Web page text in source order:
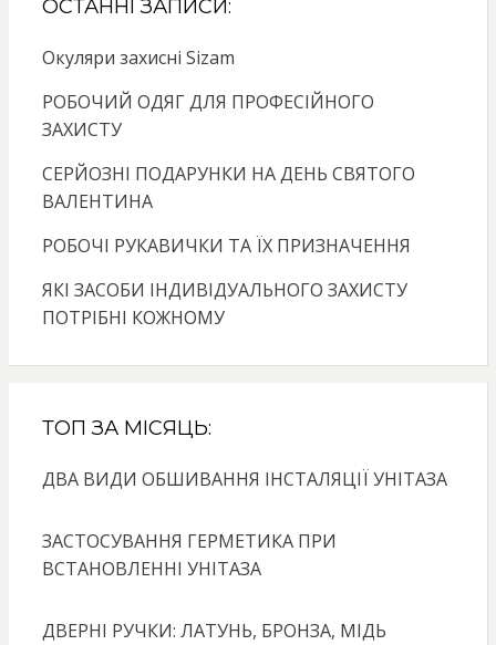
ОСТАННІ ЗАПИСИ:
Окуляри захисні Sizam
РОБОЧИЙ ОДЯГ ДЛЯ ПРОФЕСІЙНОГО
ЗАХИСТУ
СЕРЙОЗНІ ПОДАРУНКИ НА ДЕНЬ СВЯТОГО
ВАЛЕНТИНА
РОБОЧІ РУКАВИЧКИ ТА ЇХ ПРИЗНАЧЕННЯ
ЯКІ ЗАСОБИ ІНДИВІДУАЛЬНОГО ЗАХИСТУ
ПОТРІБНІ КОЖНОМУ
ТОП ЗА МІСЯЦЬ:
ДВА ВИДИ ОБШИВАННЯ ІНСТАЛЯЦІЇ УНІТАЗА
ЗАСТОСУВАННЯ ГЕРМЕТИКА ПРИ
ВСТАНОВЛЕННІ УНІТАЗА
ДВЕРНІ РУЧКИ: ЛАТУНЬ, БРОНЗА, МІДЬ